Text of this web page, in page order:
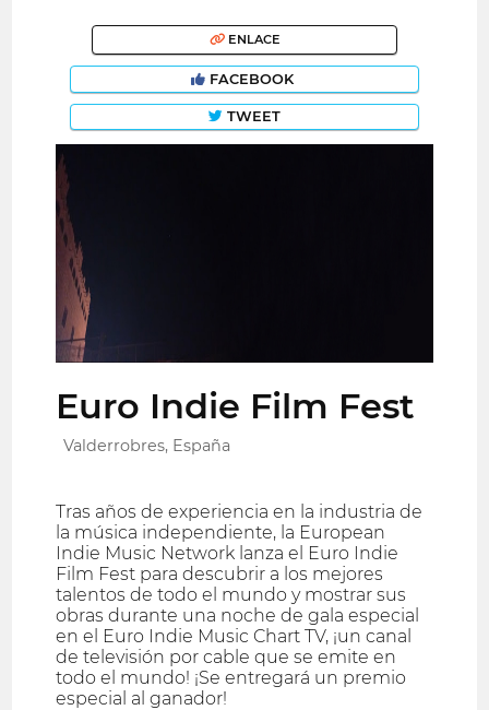
ENLACE
FACEBOOK
TWEET
Euro Indie Film Fest
Valderrobres, España
Tras años de experiencia en la industria de
la música independiente, la European
Indie Music Network lanza el Euro Indie
Film Fest para descubrir a los mejores
talentos de todo el mundo y mostrar sus
obras durante una noche de gala especial
en el Euro Indie Music Chart TV, ¡un canal
de televisión por cable que se emite en
todo el mundo! ¡Se entregará un premio
especial al ganador!